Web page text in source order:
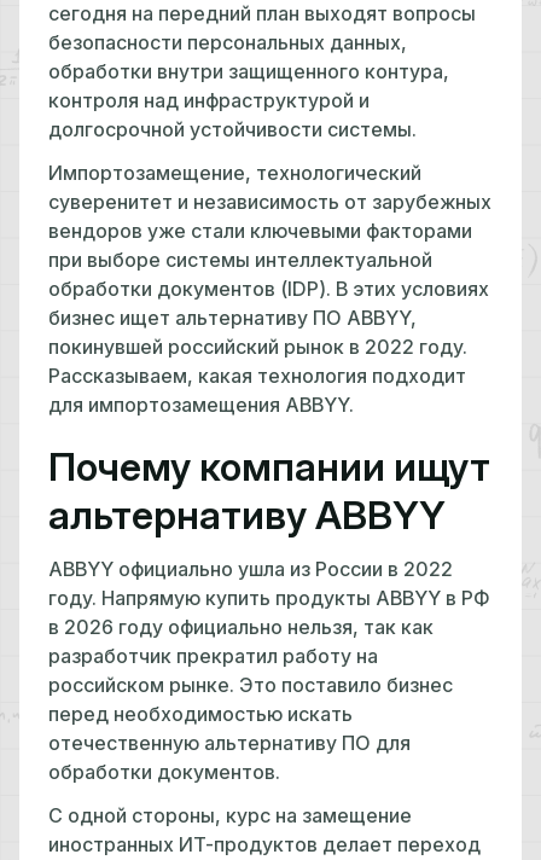
сегодня на передний план выходят вопросы
безопасности персональных данных,
обработки внутри защищенного контура,
контроля над инфраструктурой и
долгосрочной устойчивости системы.
Импортозамещение, технологический
суверенитет и независимость от зарубежных
вендоров уже стали ключевыми факторами
при выборе системы интеллектуальной
обработки документов (IDP). В этих условиях
бизнес ищет альтернативу ПО ABBYY,
покинувшей российский рынок в 2022 году.
Рассказываем, какая технология подходит
для импортозамещения ABBYY.
Почему компании ищут
альтернативу ABBYY
ABBYY официально ушла из России в 2022
году. Напрямую купить продукты ABBYY в РФ
в 2026 году официально нельзя, так как
разработчик прекратил работу на
российском рынке. Это поставило бизнес
перед необходимостью искать
отечественную альтернативу ПО для
обработки документов.
С одной стороны, курс на замещение
иностранных ИТ-продуктов делает переход